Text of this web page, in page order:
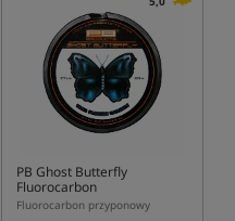
PB Ghost Butterfly
Fluorocarbon
Fluorocarbon przyponowy